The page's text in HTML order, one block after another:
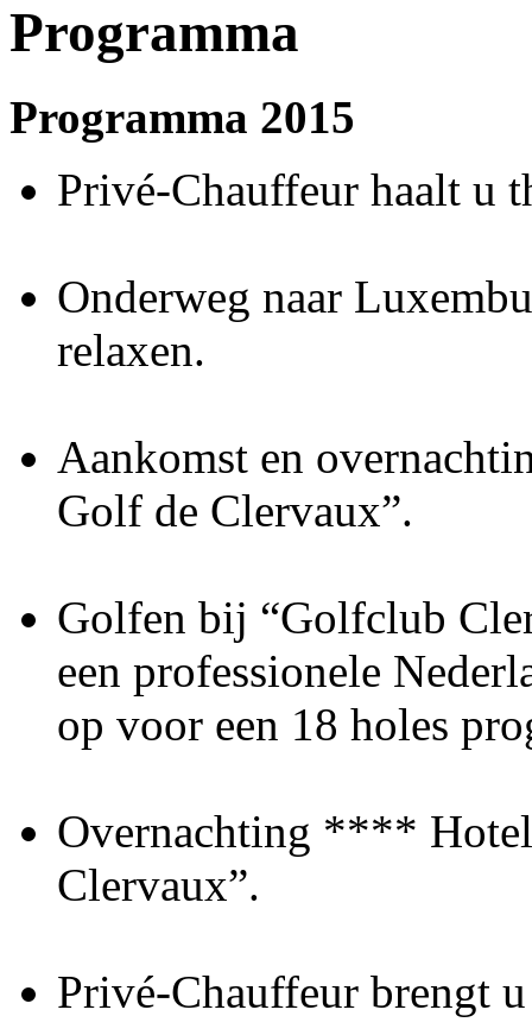
Programma
Programma 2015
Privé-Chauffeur haalt u
Onderweg naar
relaxen.
Aankomst en
Golf de Clervaux”.
Golfen bij “Golfclub
een professionele
op voor een 18 holes
Overnachting ****
Clervaux”.
Privé-Chauffeur brengt